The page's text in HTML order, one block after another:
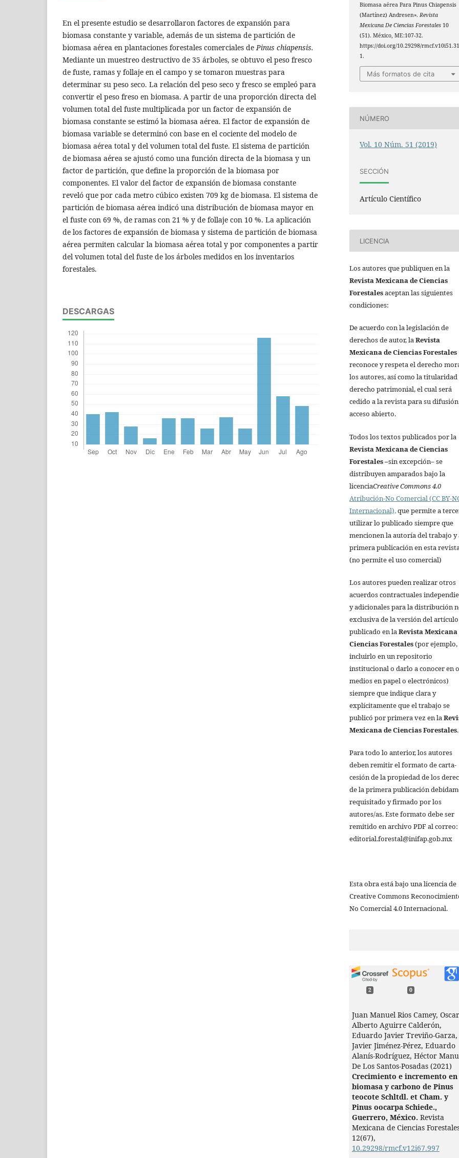
En el presente estudio se desarrollaron factores de expansión para
biomasa constante y variable, además de un sistema de partición de
biomasa aérea en plantaciones forestales comerciales dePinus chiapensis.
Mediante un muestreo destructivo de 35 árboles, se obtuvo el peso fresco
de fuste, ramas y follaje en el campo y se tomaron muestras para
determinar su peso seco. La relación del peso seco y fresco se empleó para
convertir el peso freso en biomasa. A partir de una proporción directa del
volumen total del fuste multiplicada por un factor de expansión de
biomasa constante se estimó la biomasa aérea. El factor de expansión de
biomasa variable se determinó con base en el cociente del modelo de
biomasa aérea total y del volumen total del fuste. El sistema de partición
de biomasa aérea se ajustó como una función directa de la biomasa y un
factor de partición, que define la proporción de la biomasa por
componentes. El valor del factor de expansión de biomasa constante
reveló que por cada metro cúbico existen 709 kg de biomasa. El sistema de
partición de biomasa aérea indicó una distribución de biomasa mayor en
el fuste con 69 %, de ramas con 21 % y de follaje con 10 %. La aplicación
de los factores de expansión de biomasa y sistema de partición de biomasa
aérea permiten calcular la biomasa aérea total y por componentes a partir
del volumen total del fuste de los árboles medidos en los inventarios
forestales.
DESCARGAS
Biomasa aérea Para Pinus Chiapensis
(Martínez) Andresen».Revista
Mexicana De Ciencias Forestales 10
(51). México, ME:107-32.
https://doi.org/10.29298/rmcf.v10i51.31
1.
Más formatos de cita
NÚMERO
Vol. 10 Núm. 51 (2019)
SECCIÓN
Artículo Científico
LICENCIA
Los autores que publiquen en la
Revista Mexicana de Ciencias
Forestalesaceptan las siguientes
condiciones:
De acuerdo con la legislación de
derechos de autor, laRevista
Mexicana de Ciencias Forestales
reconoce y respeta el derecho
los autores, así como la titularidad
derecho patrimonial, el cual será
cedido a la revista para su
acceso abierto.
Todos los textos publicados por la
Revista Mexicana de Ciencias
Forestales–sin excepción– se
distribuyen amparados bajo la
licenciaCreative Commons 4.0
Atribución-No Comercial (CC BY-
Internacional),que permite a
utilizar lo publicado siempre que
mencionen la autoría del trabajo y
primera publicación en esta
(no permite el uso comercial)
Los autores pueden realizar otros
acuerdos contractuales
y adicionales para la distribución
exclusiva de la versión del artículo
publicado en la Revista Mexicana
Ciencias Forestales(por ejemplo,
incluirlo en un repositorio
institucional o darlo a conocer en
medios en papel o electrónicos)
siempre que indique clara y
explícitamente que el trabajo se
publicó por primera vez en la
Mexicana de Ciencias Forestales.
Para todo lo anterior, los autores
deben remitir el formato de carta-
cesión de la propiedad de los
de la primera publicación
requisitado y firmado por los
autores/as. Este formato debe ser
remitido en archivo PDF al correo:
editorial.forestal@inifap.gob.mx
Esta obra está bajo una licencia de
Creative Commons
No Comercial 4.0 Internacional.
2 0
Juan Manuel Rios Camey, Oscar
Alberto Aguirre Calderón,
Eduardo Javier Treviño-Garza,
Javier Jiménez-Pérez, Eduardo
Alanís-Rodríguez, Héctor
De Los Santos-Posadas (2021)
Crecimiento e incremento en
biomasa y carbono de Pinus
teocote Schltdl. et Cham. y
Pinus oocarpa Schiede.,
Guerrero, México. Revista
Mexicana de Ciencias
12(67),
10.29298/rmcf.v12i67.997